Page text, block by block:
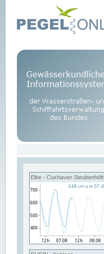
Elbe - Cuxhaven Steubenhöft